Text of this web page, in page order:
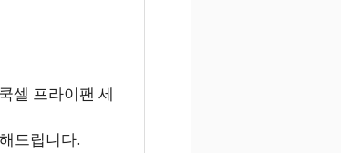
셀 프라이팬 세
드립니다.